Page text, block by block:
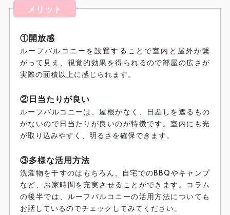
メリット
①開放感
ルーフバルコニーを設置することで室内と屋外が繋
がって見え、視覚的効果を得られるので部屋の広さが
実際の面積以上に感じられます。
②日当たりが良い
ルーフバルコニーは、屋根がなく、日差しを遮るもの
がないので日当たりが良いのが特徴です。室内にも光
が取り込みやすく、明るさを確保できます。
③多様な活用方法
洗濯物を干すのはもちろん、自宅でのBBQやキャンプ
など、お家時間を充実させることができます。コラム
の後半では、ルーフバルコニーの活用方法についても
お話しているのでチェックしてみてください。